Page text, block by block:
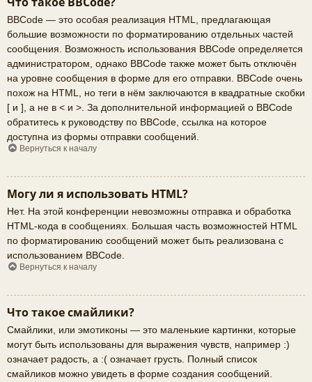
BBCode — это особая реализация HTML, предлагающая
большие возможности по форматированию отдельных частей
сообщения. Возможность использования BBCode определяется
администратором, однако BBCode также может быть отключён
на уровне сообщения в форме для его отправки. BBCode очень
похож на HTML, но теги в нём заключаются в квадратные скобки
[ и ], а не в < и >. За дополнительной информацией о BBCode
обратитесь к руководству по BBCode, ссылка на которое
доступна из формы отправки сообщений.
Вернуться к началу
Могу ли я использовать HTML?
Нет. На этой конференции невозможны отправка и обработка
HTML-кода в сообщениях. Большая часть возможностей HTML
по форматированию сообщений может быть реализована с
использованием BBCode.
Вернуться к началу
Что такое смайлики?
Смайлики, или эмотиконы — это маленькие картинки, которые
могут быть использованы для выражения чувств, например :)
означает радость, а :( означает грусть. Полный список
смайликов можно увидеть в форме создания сообщений.